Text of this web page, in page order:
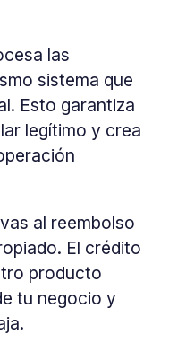
las
sistema que
Esto garantiza
legítimo y crea
al reembolso
El crédito
producto
tu negocio y